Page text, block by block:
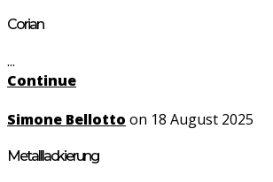
Corian
...
Continue
Simone Bellotto on 18 August 2025
Metalllackierung